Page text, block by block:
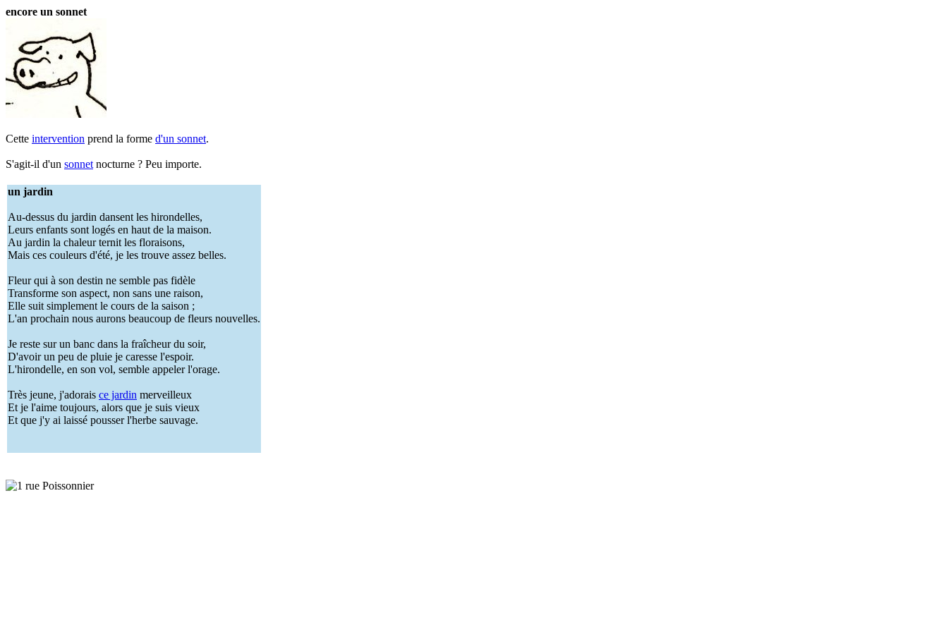
encore un sonnet
Cette intervention prend la forme d'un sonnet.
S'agit-il d'un sonnet nocturne ? Peu importe.
un jardin
Au-dessus du jardin dansent les hirondelles,
Leurs enfants sont logés en haut de la maison.
Au jardin la chaleur ternit les floraisons,
Mais ces couleurs d'été, je les trouve assez belles.
Fleur qui à son destin ne semble pas fidèle
Transforme son aspect, non sans une raison,
Elle suit simplement le cours de la saison ;
L'an prochain nous aurons beaucoup de fleurs nouvelles.
Je reste sur un banc dans la fraîcheur du soir,
D'avoir un peu de pluie je caresse l'espoir.
L'hirondelle, en son vol, semble appeler l'orage.
Très jeune, j'adorais ce jardin merveilleux
Et je l'aime toujours, alors que je suis vieux
Et que j'y ai laissé pousser l'herbe sauvage.